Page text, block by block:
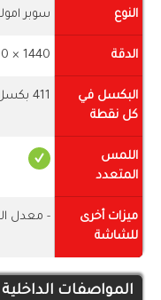
النوع سوبر
الدقة 1440 × 3200 بكسل، نسبة 20: 9
البكسل في
كل نقطة
411 بكسل لكل بوصة
اللمس
المتعدد
ميزات أخرى
للشاشة
- معدل
المواصفات الداخلية